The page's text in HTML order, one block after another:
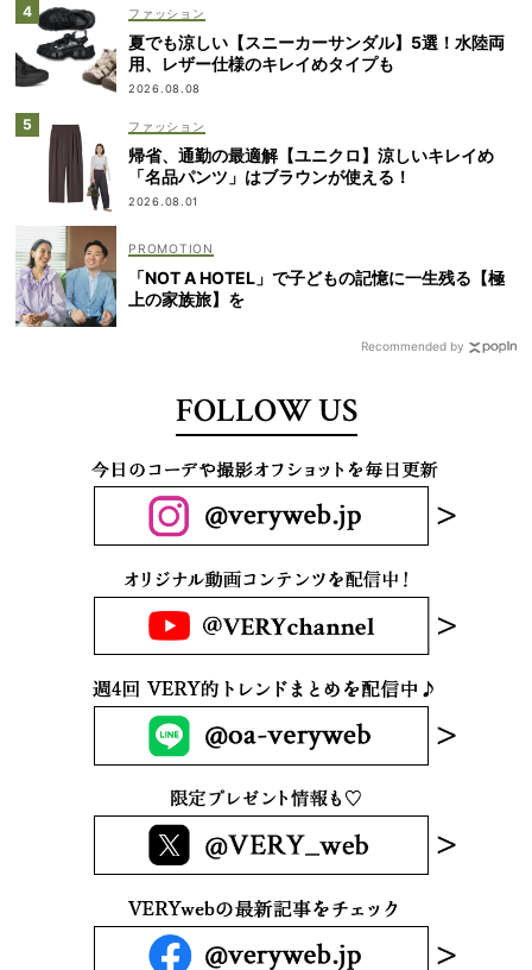
ファッション
夏でも涼しい【スニーカーサンダル】5選！水陸両
用、レザー仕様のキレイめタイプも
2026.08.08
ファッション
帰省、通勤の最適解【ユニクロ】涼しいキレイめ
「名品パンツ」はブラウンが使える！
2026.08.01
「NOT A HOTEL」で子どもの記憶に一生残る【極
上の家族旅】を
Recommended by
FOLLOW US